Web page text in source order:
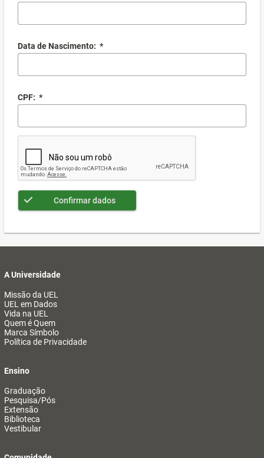
Data de Nascimento: *
CPF: *
Confirmar dados
A Universidade
Missão da UEL
UEL em Dados
Vida na UEL
Quem é Quem
Marca Símbolo
Política de Privacidade
Ensino
Graduação
Pesquisa/Pós
Extensão
Biblioteca
Vestibular